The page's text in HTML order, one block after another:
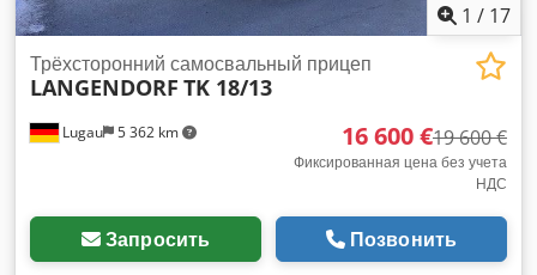
1 / 17
Lugau 5 362 km
Трёхсторонний самосвальный прицеп
LANGENDORF TK 18/13
16 600 €19 600 €
Фиксированная цена без учета
НДС
Запросить Позвонить